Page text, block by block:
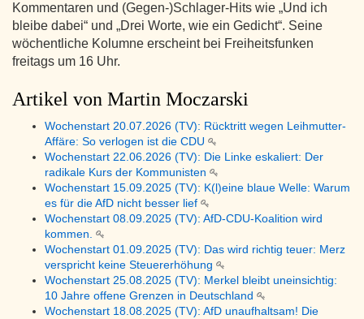
Kommentaren und (Gegen-)Schlager-Hits wie „Und ich
bleibe dabei“ und „Drei Worte, wie ein Gedicht“. Seine
wöchentliche Kolumne erscheint bei Freiheitsfunken
freitags um 16 Uhr.
Artikel von Martin Moczarski
Wochenstart 20.07.2026 (TV): Rücktritt wegen Leihmutter-
Affäre: So verlogen ist die CDU
Wochenstart 22.06.2026 (TV): Die Linke eskaliert: Der
radikale Kurs der Kommunisten
Wochenstart 15.09.2025 (TV): K(l)eine blaue Welle: Warum
es für die AfD nicht besser lief
Wochenstart 08.09.2025 (TV): AfD-CDU-Koalition wird
kommen.
Wochenstart 01.09.2025 (TV): Das wird richtig teuer: Merz
verspricht keine Steuererhöhung
Wochenstart 25.08.2025 (TV): Merkel bleibt uneinsichtig:
10 Jahre offene Grenzen in Deutschland
Wochenstart 18.08.2025 (TV): AfD unaufhaltsam! Die